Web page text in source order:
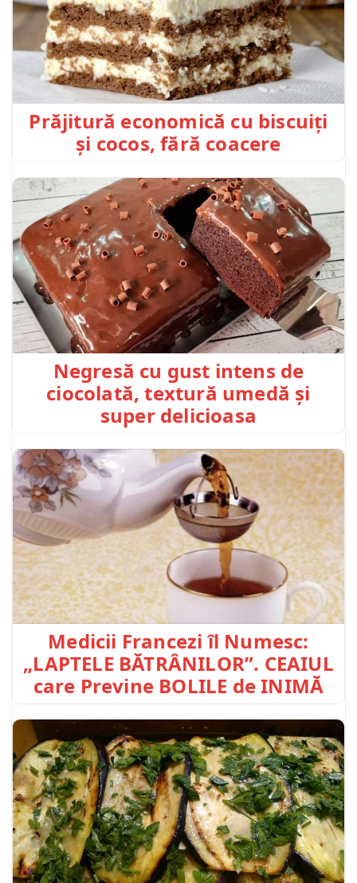
Prăjitură economică cu biscuiți
și cocos, fără coacere
Negresă cu gust intens de
ciocolată, textură umedă și
super delicioasa
Medicii Francezi îl Numesc:
„LAPTELE BĂTRÂNILOR”. CEAIUL
care Previne BOLILE de INIMĂ